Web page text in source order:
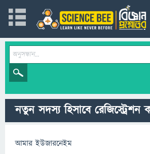
নতুন সদস্য হিসাবে
আমার ইউজারনেইম